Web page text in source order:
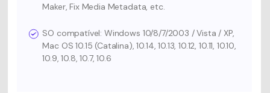
Maker, Fix Media Metadata, etc.
SO compatível: Windows 10/8/7/2003 / Vista / XP,
Mac OS 10.15 (Catalina), 10.14, 10.13, 10.12, 10.11, 10.10,
10.9, 10.8, 10.7, 10.6